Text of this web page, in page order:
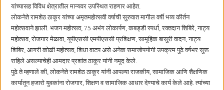
यांच्यासह विविध क्षेत्रातील मान्यवर उपस्थित राहणार आहेत.
लोकनेते रामशेठ ठाकूर यांच्या अमृतमहोत्सवी वर्षाची सुरुवात मागील वर्षी भव्य कीर्तन
महोत्सवाने झाली. भजन महोत्सव, 75 अभंग लोकार्पण, कबड्डी स्पर्धा, रक्तदान शिबिरे, नाट्य
महोत्सव, रोजगार मेळावा, यूपीएससी एमपीएससी प्रशिक्षण, सामूहिक बासुरी वादन, नाट्य
शिबिर, आगरी कोळी महोत्सव, शिधा वाटप असे अनेक समाजोपयोगी उपक्रम पुढे वर्षभर सुरू
राहिले असल्याचेही आमदार प्रशांत ठाकूर यांनी नमूद केले.
पुढे ते म्हणाले की, लोकनेते रामशेठ ठाकूर यांनी आपल्या राजकीय, सामाजिक आणि शैक्षणिक
कार्यातून हजारो युवकांना रोजगार, शिक्षण व सामाजिक आधार देण्याचे कार्य केले आहे. त्यांच्या